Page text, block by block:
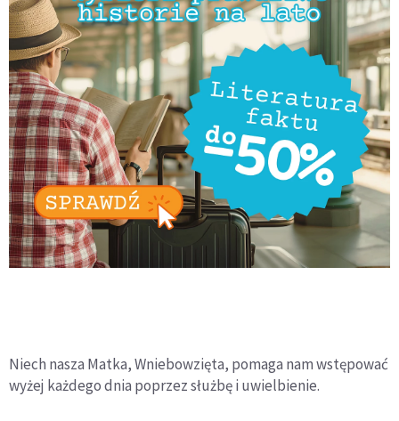
Niech nasza Matka, Wniebowzięta, pomaga nam wstępować
wyżej każdego dnia poprzez służbę i uwielbienie.